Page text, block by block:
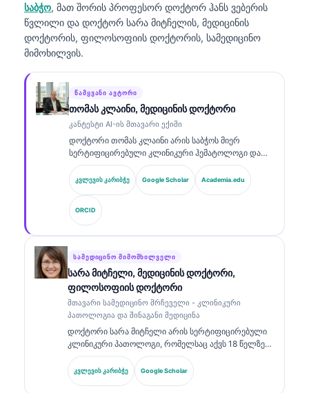
საბჭო, მათ შორის პროფესორ დოქტორ ჰანს ვებერის
წვლილი და დოქტორ სარა მიტჩელის, მედიცინის
დოქტორის, ფილოსოფიის დოქტორის, სამედიცინო
მიმოხილვის.
ᲬᲐᲛᲧᲕᲐᲜᲘ ᲐᲕᲢᲝᲠᲘ
თომას კლაინი, მედიცინის დოქტორი
კანტესტი AI-ის მთავარი ექიმი
დოქტორი თომას კლაინი არის საბჭოს მიერ
სერტიფიცირებული კლინიკური ჰემატოლოგი და
ინტერნისტი, რომელსაც აქვს 15 წელზე მეტი
გამოცდილება ლაბორატორიულ მედიცინაში და AI-
ით მხარდაჭერილ კლინიკურ ანალიზში. როგორც
Kantesti AI-ის მთავარი სამედიცინო ოფიცერი, ის
უზრუნველყოფს საკუთრებაში არსებული
ნეირონული ქსელის სამედიცინო სიზუსტის
კლინიკურ ზედამხედველობას. დოქტორ კლაინს
ფართოდ აქვს გამოქვეყნებული ბიომარკერების
ინტერპრეტაციისა და ლაბორატორიული
დიაგნოსტიკის შესახებ ლაბორატორიული
მედიცინის თემებზე.
კვლევის კარიბჭე Google Scholar Academia.edu
ORCID
ᲡᲐᲛᲔᲓᲘᲪᲘᲜᲝ ᲛᲘᲛᲝᲛᲮᲘᲚᲕᲔᲚᲘ
სარა მიტჩელი, მედიცინის დოქტორი,
ფილოსოფიის დოქტორი
მთავარი სამედიცინო მრჩეველი - კლინიკური
პათოლოგია და შინაგანი მედიცინა
დოქტორი სარა მიტჩელი არის სერტიფიცირებული
კლინიკური პათოლოგი, რომელსაც აქვს 18 წელზე
მეტი გამოცდილება ლაბორატორიულ მედიცინაში
და დიაგნოსტიკურ ანალიზში. მას აქვს
სპეციალიზებული სერტიფიკატები კლინიკურ ქიმიაში
კვლევის კარიბჭე Google Scholar